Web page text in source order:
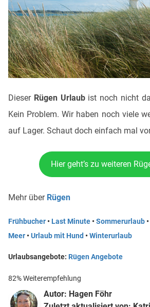
Dieser Rügen Urlaubist noch nicht
Kein Problem. Wir haben noch viele
auf Lager. Schaut doch einfach mal
Hier geht’s zu weiteren
Mehr über Rügen
Frühbucher • Last Minute •Sommerurlaub •
Meer •Urlaub mit Hund •Winterurlaub
Urlaubsangebote: Rügen Angebote
82% Weiterempfehlung
Autor: Hagen Föhr